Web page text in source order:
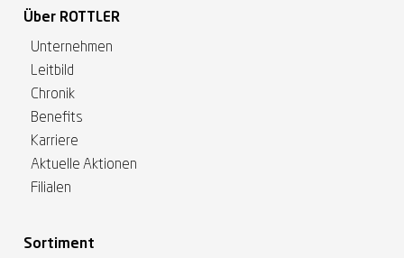
Über ROTTLER
Unternehmen
Leitbild
Chronik
Benefits
Karriere
Aktuelle Aktionen
Filialen
Sortiment